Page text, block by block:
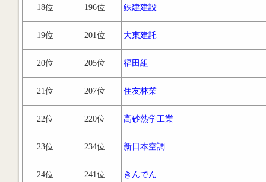
18位 196位 鉄建建設
19位 201位 大東建託
20位 205位 福田組
21位 207位 住友林業
22位 220位 高砂熱学工業
23位 234位 新日本空調
24位 241位 きんでん